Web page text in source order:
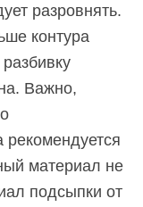
разровнять.
контура
Важно,
рекомендуется
материал не
подсыпки от